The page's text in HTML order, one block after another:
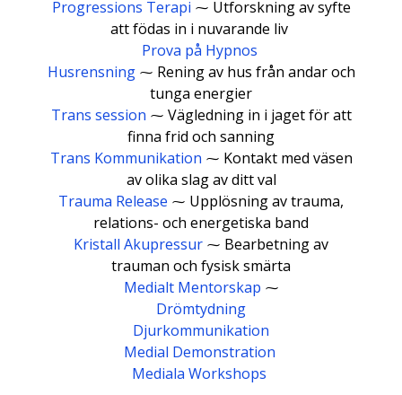
Progressions Terapi ⁓ Utforskning av syfte
att födas in i nuvarande liv
Prova på Hypnos
Husrensning⁓ Rening av hus från andar och
tunga energier
Trans session ⁓ Vägledning in i jaget för att
finna frid och sanning
Trans Kommunikation ⁓ Kontakt med väsen
av olika slag av ditt val
Trauma Release ⁓ Upplösning av trauma,
relations- och energetiska band
Kristall Akupressur ⁓ Bearbetning av
trauman och fysisk smärta
Medialt Mentorskap ⁓
Drömtydning
Djurkommunikation
Medial Demonstration
Mediala Workshops